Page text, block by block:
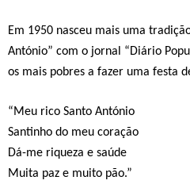
Em 1950 nasceu mais uma
António” com o jornal “Diário
os mais pobres a fazer uma festa
“Meu rico Santo António
Santinho do meu coração
Dá-me riqueza e saúde
Muita paz e muito pão.”